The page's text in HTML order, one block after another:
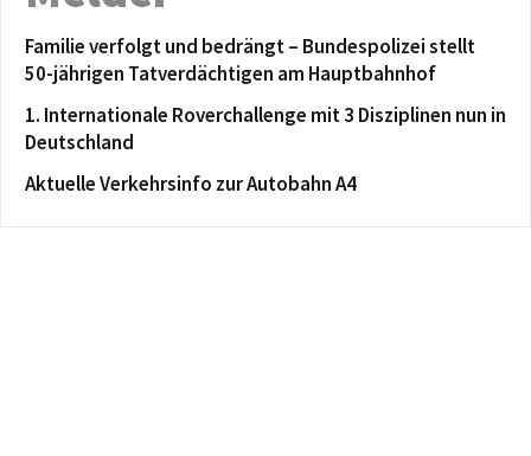
Familie verfolgt und bedrängt – Bundespolizei stellt
50-jährigen Tatverdächtigen am Hauptbahnhof
1. Internationale Roverchallenge mit 3 Disziplinen nun in
Deutschland
Aktuelle Verkehrsinfo zur Autobahn A4